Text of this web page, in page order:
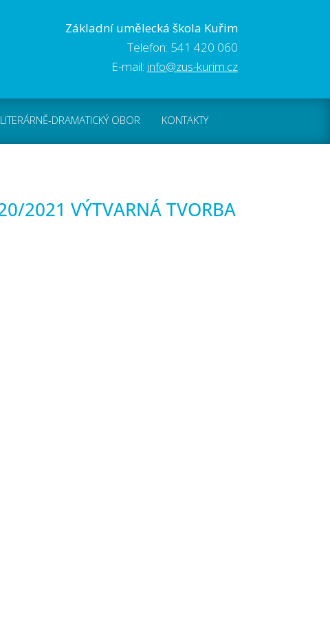
Základní umělecká škola Kuřim
Telefon: 541 420 060
E-mail: info@zus-kurim.cz
DRAMATICKÝ OBOR KONTAKTY
2021 VÝTVARNÁ TVORBA